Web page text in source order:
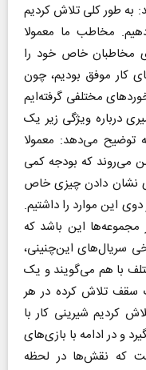
به طور کلی تلاش کردیم
مخاطب ما معمولا
مخاطبان خاص خود را
کار موفق بودیم، چون
مختلفی گرفته‌ایم
درباره ویژگی زیر یک
توضیح می‌دهد: معمولا
می‌روند که بودجه کمی
نشان دادن چیزی خاص
این موارد را داشتیم.
این باشد که
سریال‌های این‌چنینی،
با هم می‌گویند و یک
سقف تلاش کرده در هر
کردیم شیرینی کار با
و در ادامه با بازی‌های
که نقش‌ها در لحظه